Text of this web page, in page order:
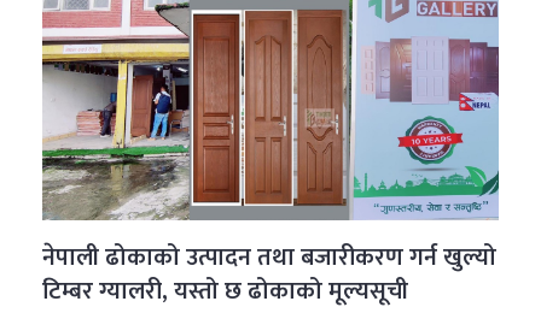
नेपाली ढोकाको उत्पादन तथा बजारीकरण गर्न खुल्यो
टिम्बर ग्यालरी, यस्तो छ ढोकाको मूल्यसूची